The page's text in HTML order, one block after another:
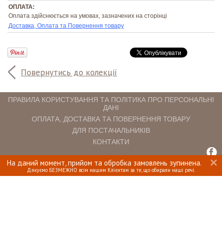
На даний момент, прийом та обробка замовлень зупинена.
Дякуємо БЕЗМЕЖНО всім нашим Клієнтам за те, що обирали наші речі.
Повернутись до колекції
ОПЛАТА:
Оплата здійснюється на умовах, зазначених на сторінці
Доставка, Оплата та Повернення товару
ПРАВИЛА КОРИСТУВАННЯ ТА ПОЛІТИКА ПРО ПЕРСОНАЛЬНІ
ДАНІ
ОПЛАТА, ДОСТАВКА ТА ПОВЕРНЕННЯ ТОВАРУ
ДЛЯ ПОСТАЧАЛЬНИКІВ
КОНТАКТИ
INTERIOMANIA © 2018. ВСІ ПРАВА ЗАХИЩЕНІ.